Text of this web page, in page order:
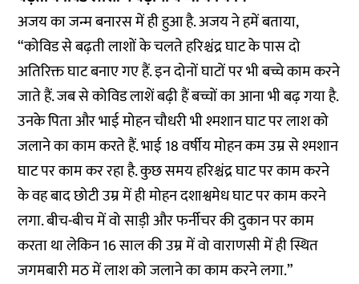
अजय का जन्म बनारस में ही हुआ है. अजय ने हमें बताया,
“कोविड से बढ़ती लाशों के चलते हरिश्चंद्र घाट के पास दो
अतिरिक्त घाट बनाए गए हैं. इन दोनों घाटों पर भी बच्चे काम करने
जाते हैं. जब से कोविड लाशें बढ़ी हैं बच्चों का आना भी बढ़ गया है.
उनके पिता और भाई मोहन चौधरी भी श्मशान घाट पर लाश को
जलाने का काम करते हैं. भाई 18 वर्षीय मोहन कम उम्र से श्मशान
घाट पर काम कर रहा है. कुछ समय हरिश्चंद्र घाट पर काम करने
के वह बाद छोटी उम्र में ही मोहन दशाश्वमेध घाट पर काम करने
लगा. बीच-बीच में वो साड़ी और फर्नीचर की दुकान पर काम
करता था लेकिन 16 साल की उम्र में वो वाराणसी में ही स्थित
जगमबारी मठ में लाश को जलाने का काम करने लगा.”